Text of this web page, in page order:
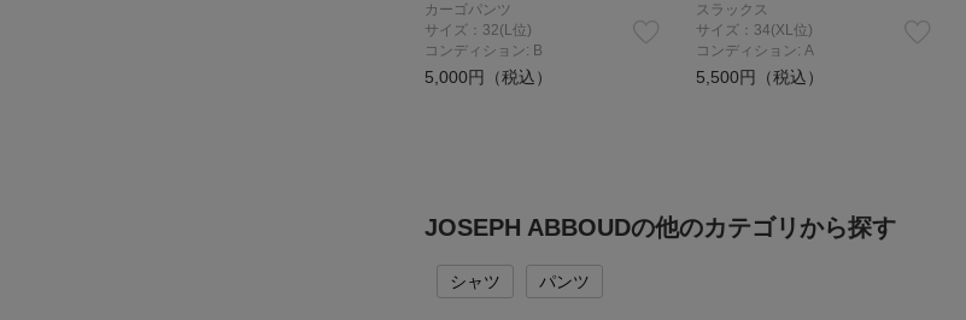
カーゴパンツ
サイズ：32(L位)
コンディション: B
5,000円（税込）
スラックス
サイズ：34(XL位)
コンディション: A
5,500円（税込）
JOSEPH ABBOUDの他のカテゴリから探す
シャツ パンツ